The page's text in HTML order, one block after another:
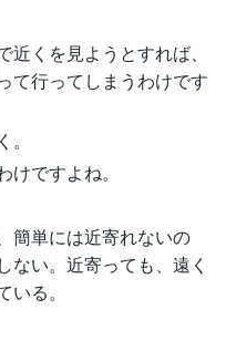
くを見ようとすれば、
て行ってしまうわけです
ですよね。
簡単には近寄れないの
ない。近寄っても、遠く
る。